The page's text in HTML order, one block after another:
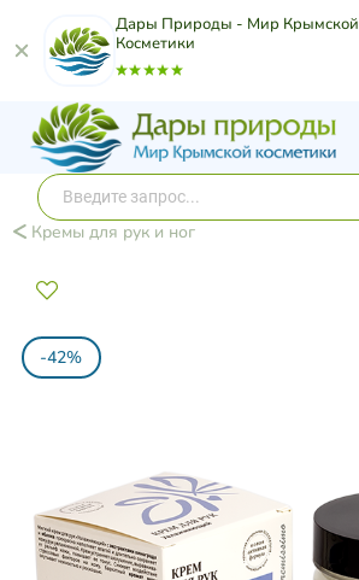
Дары Природы - Мир Крымской
Косметики
Кремы для рук и ног
-42%